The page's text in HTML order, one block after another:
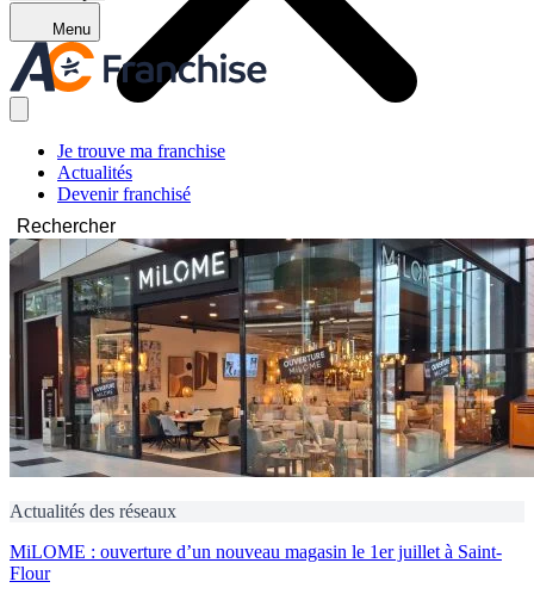
Menu
Je trouve ma franchise
Actualités
Devenir franchisé
Rechercher
Actualités des réseaux
MiLOME : ouverture d’un nouveau magasin le 1er juillet à Saint-
Flour